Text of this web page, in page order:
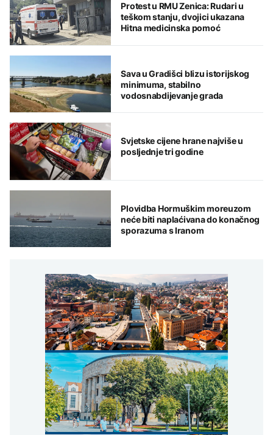
Protest u RMU Zenica: Rudari u
teškom stanju, dvojici ukazana
Hitna medicinska pomoć
Sava u Gradišci blizu istorijskog
minimuma, stabilno
vodosnabdijevanje grada
Svjetske cijene hrane najviše u
posljednje tri godine
Plovidba Hormuškim moreuzom
neće biti naplaćivana do konačnog
sporazuma s Iranom